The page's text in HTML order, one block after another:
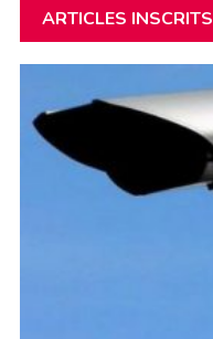
ARTICLES INSCRITS